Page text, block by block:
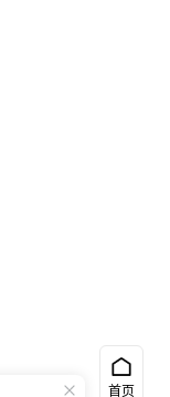
首页